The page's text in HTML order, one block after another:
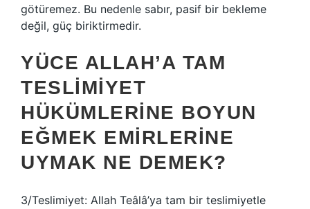
götüremez. Bu nedenle sabır, pasif bir bekleme
değil, güç biriktirmedir.
YÜCE ALLAH’A TAM
TESLIMIYET
HÜKÜMLERINE BOYUN
EĞMEK EMIRLERINE
UYMAK NE DEMEK?
3/Teslimiyet: Allah Teâlâ’ya tam bir teslimiyetle